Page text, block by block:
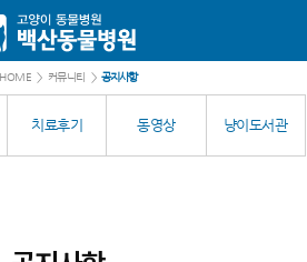
HOME > 커뮤니티 > 공지사항
치료후기 동영상 냥이도서관